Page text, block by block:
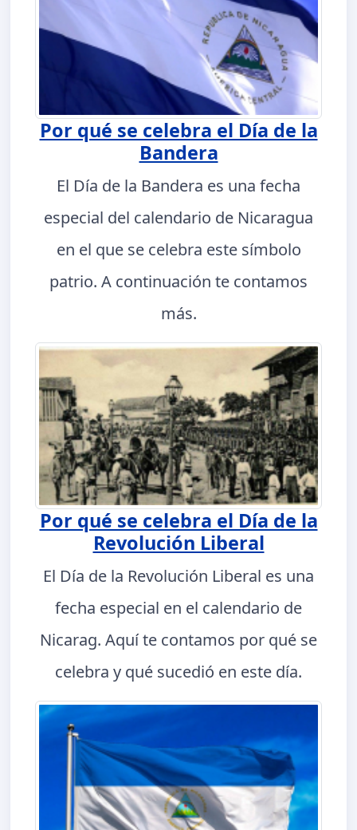
Por qué se celebra el Día de la
Bandera
El Día de la Bandera es una fecha
especial del calendario de Nicaragua
en el que se celebra este símbolo
patrio. A continuación te contamos
más.
Por qué se celebra el Día de la
Revolución Liberal
El Día de la Revolución Liberal es una
fecha especial en el calendario de
Nicarag. Aquí te contamos por qué se
celebra y qué sucedió en este día.